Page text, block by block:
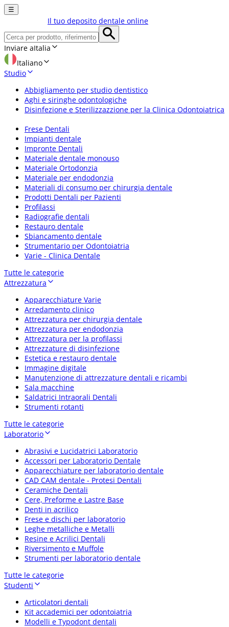
☰
Il tuo deposito dentale online
Inviare aItalia
Italiano
Studio
Abbigliamento per studio dentistico
Aghi e siringhe odontologiche
Disinfezione e Sterilizzazzione per la Clinica Odontoiatrica
Frese Dentali
Impianti dentale
Impronte Dentali
Materiale dentale monouso
Materiale Ortodonzia
Materiale per endodonzia
Materiali di consumo per chirurgia dentale
Prodotti Dentali per Pazienti
Profilassi
Radiografie dentali
Restauro dentale
Sbiancamento dentale
Strumentario per Odontoiatria
Varie - Clinica Dentale
Tutte le categorie
Attrezzatura
Apparecchiature Varie
Arredamento clinico
Attrezzatura per chirurgia dentale
Attrezzatura per endodonzia
Attrezzatura per la profilassi
Attrezzature di disinfezione
Estetica e restauro dentale
Immagine digitale
Manutenzione di attrezzature dentali e ricambi
Sala macchine
Saldatrici Intraorali Dentali
Strumenti rotanti
Tutte le categorie
Laboratorio
Abrasivi e Lucidatrici Laboratorio
Accessori per Laboratorio Dentale
Apparecchiature per laboratorio dentale
CAD CAM dentale - Protesi Dentali
Ceramiche Dentali
Cere, Preforme e Lastre Base
Denti in acrilico
Frese e dischi per laboratorio
Leghe metalliche e Metalli
Resine e Acrilici Dentali
Riversimento e Muffole
Strumenti per laboratorio dentale
Tutte le categorie
Studenti
Articolatori dentali
Kit accademici per odontoiatria
Modelli e Typodont dentali